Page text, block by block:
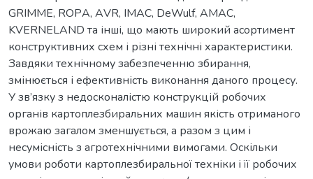
GRІММЕ, ROPА, АVR, IMAC, DeWulf, AMAC,
KVERNELAND та інші, що мають широкий асортимент
конструктивних схем і різні технічні характеристики.
Завдяки технічному забезпеченню збирання,
змінюється і ефективність виконання даного процесу.
У зв’язку з недосконалістю конструкцій робочих
органів картоплезбиральних машин якість отриманого
врожаю загалом зменшується, а разом з цим і
несумісність з агротехнічними вимогами. Оскільки
умови роботи картоплезбиральної техніки і її робочих